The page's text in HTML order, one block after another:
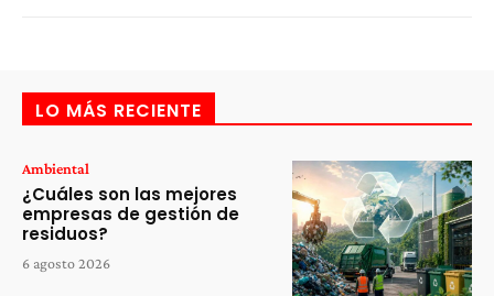
LO MÁS RECIENTE
Ambiental
¿Cuáles son las mejores
empresas de gestión de
residuos?
6 agosto 2026